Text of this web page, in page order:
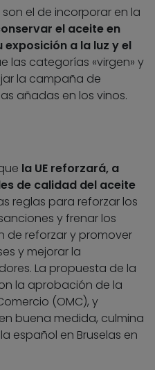
el de incorporar en la
el aceite en
a la luz y el
las categorías «virgen» y
la campaña de
añadas en los vinos.
la UE reforzará, a
de calidad del aceite
reglas para reforzar los
y frenar los
de reforzar y promover
y mejorar la
La propuesta de la
la aprobación de la
(OMC), y
buena medida, culmina
español en Bruselas en